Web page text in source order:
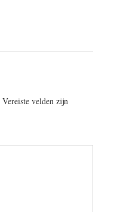
Vereiste velden zijn